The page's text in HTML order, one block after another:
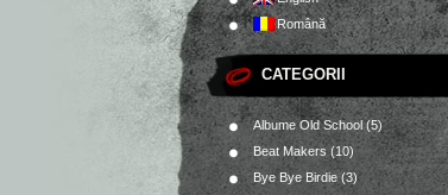
Română
CATEGORII
Albume Old School(5)
Beat Makers(10)
Bye Bye Birdie(3)